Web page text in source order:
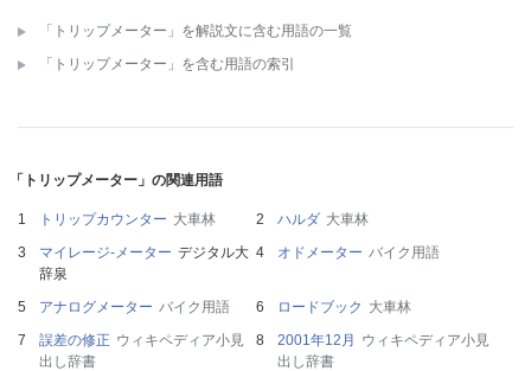
「トリップメーター」を解説文に含む用語の一覧
「トリップメーター」を含む用語の索引
「トリップメーター」の関連用語
トリップカウンター 大車林 ハルダ 大車林
マイレージ‐メーター デジタル大
辞泉
オドメーター バイク用語
アナログメーター バイク用語 ロードブック 大車林
誤差の修正 ウィキペディア小見
出し辞書
2001年12月 ウィキペディア小見
出し辞書